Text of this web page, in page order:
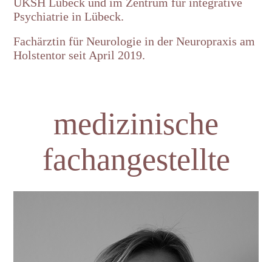
Psychiatrie in Lübeck.
Fachärztin für Neurologie in der Neuropraxis am
Holstentor seit April 2019.
medizinische
fachangestellte